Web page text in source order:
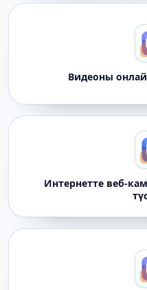
Видеоны
Интернетте веб-